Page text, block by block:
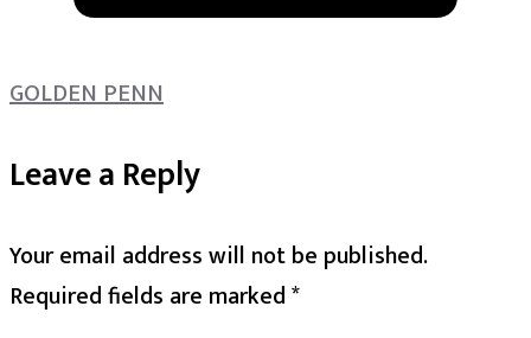
GOLDEN PENN
Leave a Reply
Your email address will not be published.
Required fields are marked*